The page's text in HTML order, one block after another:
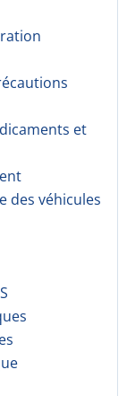
et
des véhicules